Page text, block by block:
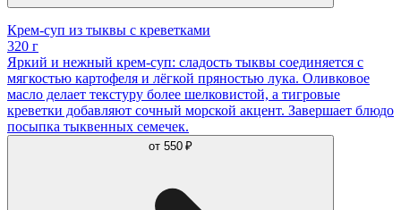
Крем-суп из тыквы с креветками
320 г
Яркий и нежный крем-суп: сладость тыквы соединяется с
мягкостью картофеля и лёгкой пряностью лука. Оливковое
масло делает текстуру более шелковистой, а тигровые
креветки добавляют сочный морской акцент. Завершает блюдо
посыпка тыквенных семечек.
от 550 ₽